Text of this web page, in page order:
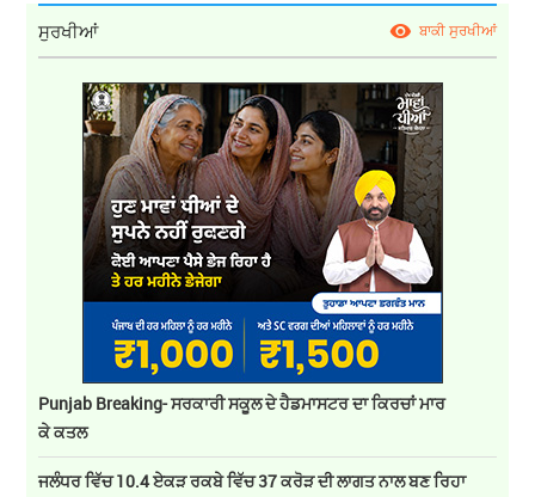
ਸੁਰਖੀਆਂ ਬਾਕੀ ਸੁਰਖੀਆਂ
Punjab Breaking- ਸਰਕਾਰੀ ਸਕੂਲ ਦੇ ਹੈਡਮਾਸਟਰ ਦਾ ਕਿਰਚਾਂ ਮਾਰ
ਕੇ ਕਤਲ
ਜਲੰਧਰ ਵਿੱਚ 10.4 ਏਕੜ ਰਕਬੇ ਵਿੱਚ 37 ਕਰੋੜ ਦੀ ਲਾਗਤ ਨਾਲ ਬਣ ਰਿਹਾ